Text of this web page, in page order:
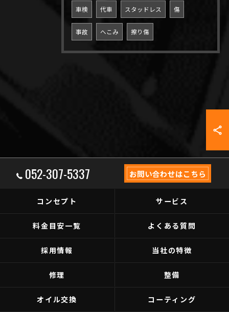
車検 代車 スタッドレス 傷
事故 へこみ 擦り傷
052-307-5337 お問い合わせはこちら
コンセプト サービス
料金目安一覧 よくある質問
採用情報 当社の特徴
修理 整備
オイル交換 コーティング